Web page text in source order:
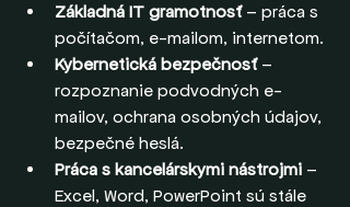
Základná IT gramotnosť – práca s
počítačom, e-mailom, internetom.
Kybernetická bezpečnosť –
rozpoznanie podvodných e-
mailov, ochrana osobných údajov,
bezpečné heslá.
Práca s kancelárskymi nástrojmi –
Excel, Word, PowerPoint sú stále